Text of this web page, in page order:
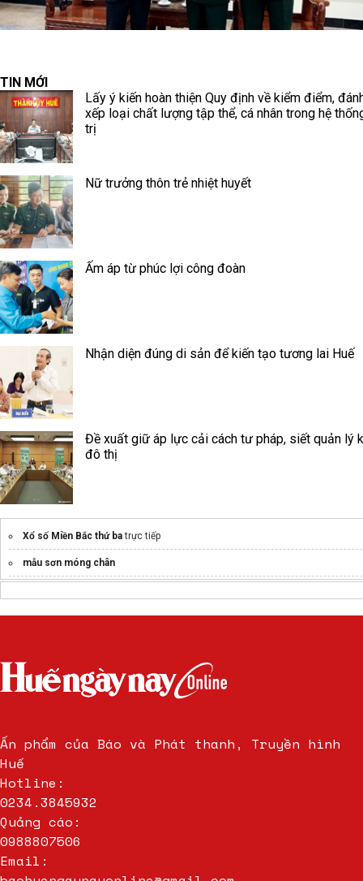
TIN MỚI
Lấy ý kiến hoàn thiện Quy định về kiểm điểm,
xếp loại chất lượng tập thể, cá nhân trong hệ
trị
Nữ trưởng thôn trẻ nhiệt huyết
Ấm áp từ phúc lợi công đoàn
Nhận diện đúng di sản để kiến tạo tương lai Huế
Đề xuất giữ áp lực cải cách tư pháp, siết quản lý
đô thị
Xổ số Miền Bắc thứ batrực tiếp
mẫu sơn móng chân
Ấn phẩm của Báo và Phát thanh, Truyền hình
Huế
Hotline:
0234.3845932
Quảng cáo:
0988807506
Email: